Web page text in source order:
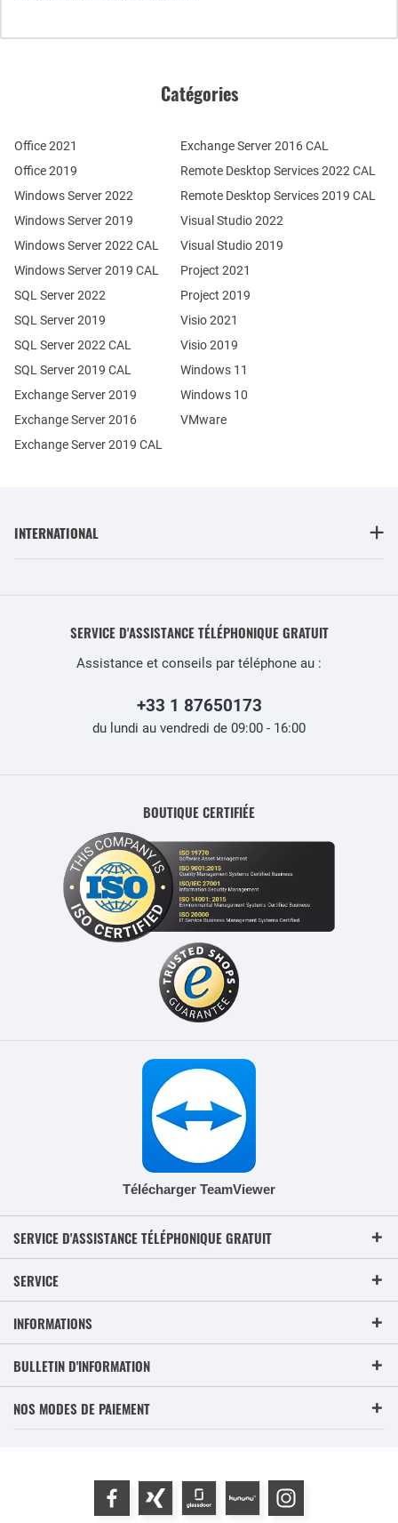
Catégories
Office 2021
Office 2019
Windows Server 2022
Windows Server 2019
Exchange Server 2019
Exchange Server 2016
SQL Server 2022
SQL Server 2019
Windows Server 2022 CAL
Windows Server 2019 CAL
SQL Server 2022 CAL
SQL Server 2019 CAL
Remote Desktop Services 2022 CAL
Remote Desktop Services 2019 CAL
Exchange Server 2019 CAL
Exchange Server 2016 CAL
Visual Studio 2022
Visual Studio 2019
Project 2021
Project 2019
Visio 2021
Visio 2019
Windows 11
Windows 10
VMware
INTERNATIONAL
SERVICE D'ASSISTANCE TÉLÉPHONIQUE GRATUIT
Assistance et conseils par téléphone au :
+33 1 87650173
du lundi au vendredi de 09:00 - 16:00
BOUTIQUE CERTIFIÉE
Télécharger TeamViewer
SERVICE D'ASSISTANCE TÉLÉPHONIQUE GRATUIT
SERVICE
INFORMATIONS
BULLETIN D'INFORMATION
NOS MODES DE PAIEMENT